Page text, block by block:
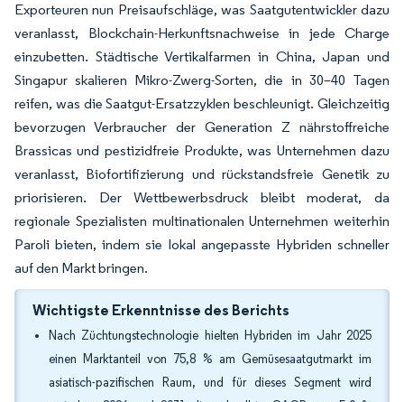
Exporteuren nun Preisaufschläge, was Saatgutentwickler dazu
veranlasst, Blockchain-Herkunftsnachweise in jede Charge
einzubetten. Städtische Vertikalfarmen in China, Japan und
Singapur skalieren Mikro-Zwerg-Sorten, die in 30–40 Tagen
reifen, was die Saatgut-Ersatzzyklen beschleunigt. Gleichzeitig
bevorzugen Verbraucher der Generation Z nährstoffreiche
Brassicas und pestizidfreie Produkte, was Unternehmen dazu
veranlasst, Biofortifizierung und rückstandsfreie Genetik zu
priorisieren. Der Wettbewerbsdruck bleibt moderat, da
regionale Spezialisten multinationalen Unternehmen weiterhin
Paroli bieten, indem sie lokal angepasste Hybriden schneller
auf den Markt bringen.
Wichtigste Erkenntnisse des Berichts
Nach Züchtungstechnologie hielten Hybriden im Jahr 2025
einen Marktanteil von 75,8 % am Gemüsesaatgutmarkt im
asiatisch-pazifischen Raum, und für dieses Segment wird